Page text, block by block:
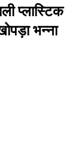
प्लास्टिक
भन्ना